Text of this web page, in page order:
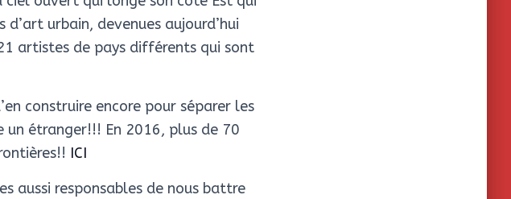
urbain, devenues aujourd’hui
artistes de pays différents qui sont
construire encore pour séparer les
un étranger!!! En 2016, plus de 70
ICI
aussi responsables de nous battre